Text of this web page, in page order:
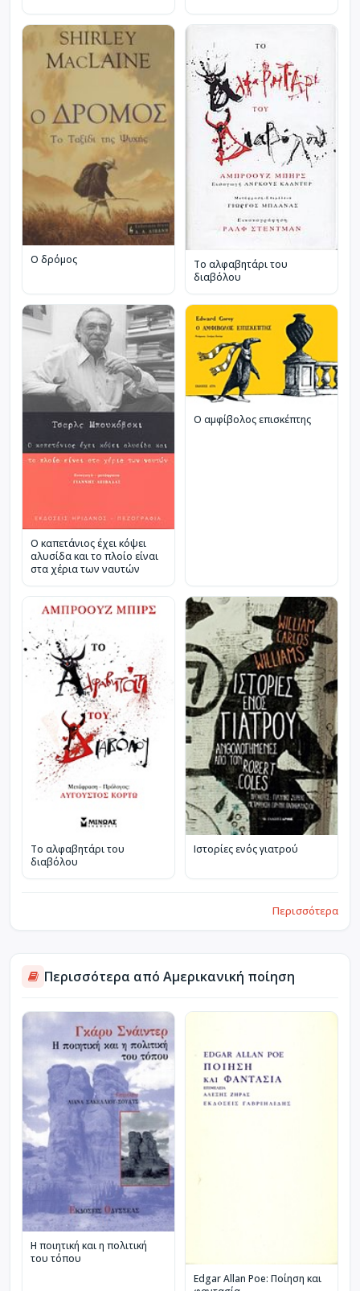
Ο δρόμος
Το αλφαβητάρι του
διαβόλου
Ο καπετάνιος έχει κόψει
αλυσίδα και το πλοίο είναι
στα χέρια των ναυτών
Ο αμφίβολος επισκέπτης
Το αλφαβητάρι του
διαβόλου
Ιστορίες ενός γιατρού
Περισσότερα
Περισσότερα από Αμερικανική ποίηση
Η ποιητική και η πολιτική
του τόπου
Edgar Allan Poe: Ποίηση και